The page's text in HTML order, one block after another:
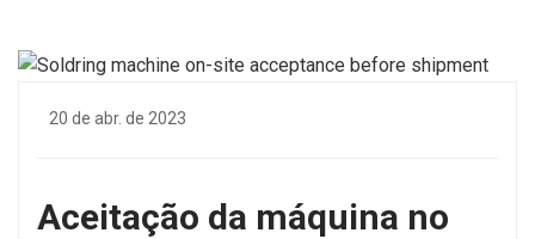
20 de abr. de 2023
Aceitação da máquina no